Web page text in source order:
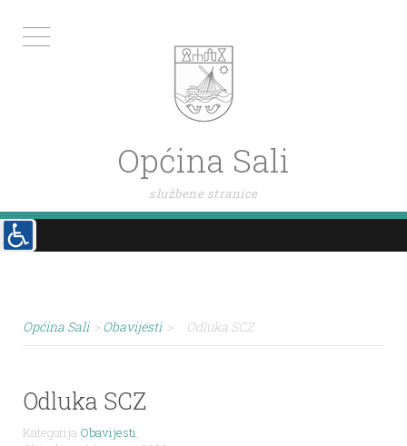
Općina Sali
službene stranice
Općina Sali > Obavijesti > Odluka SCZ
Odluka SCZ
Kategorija Obavijesti,